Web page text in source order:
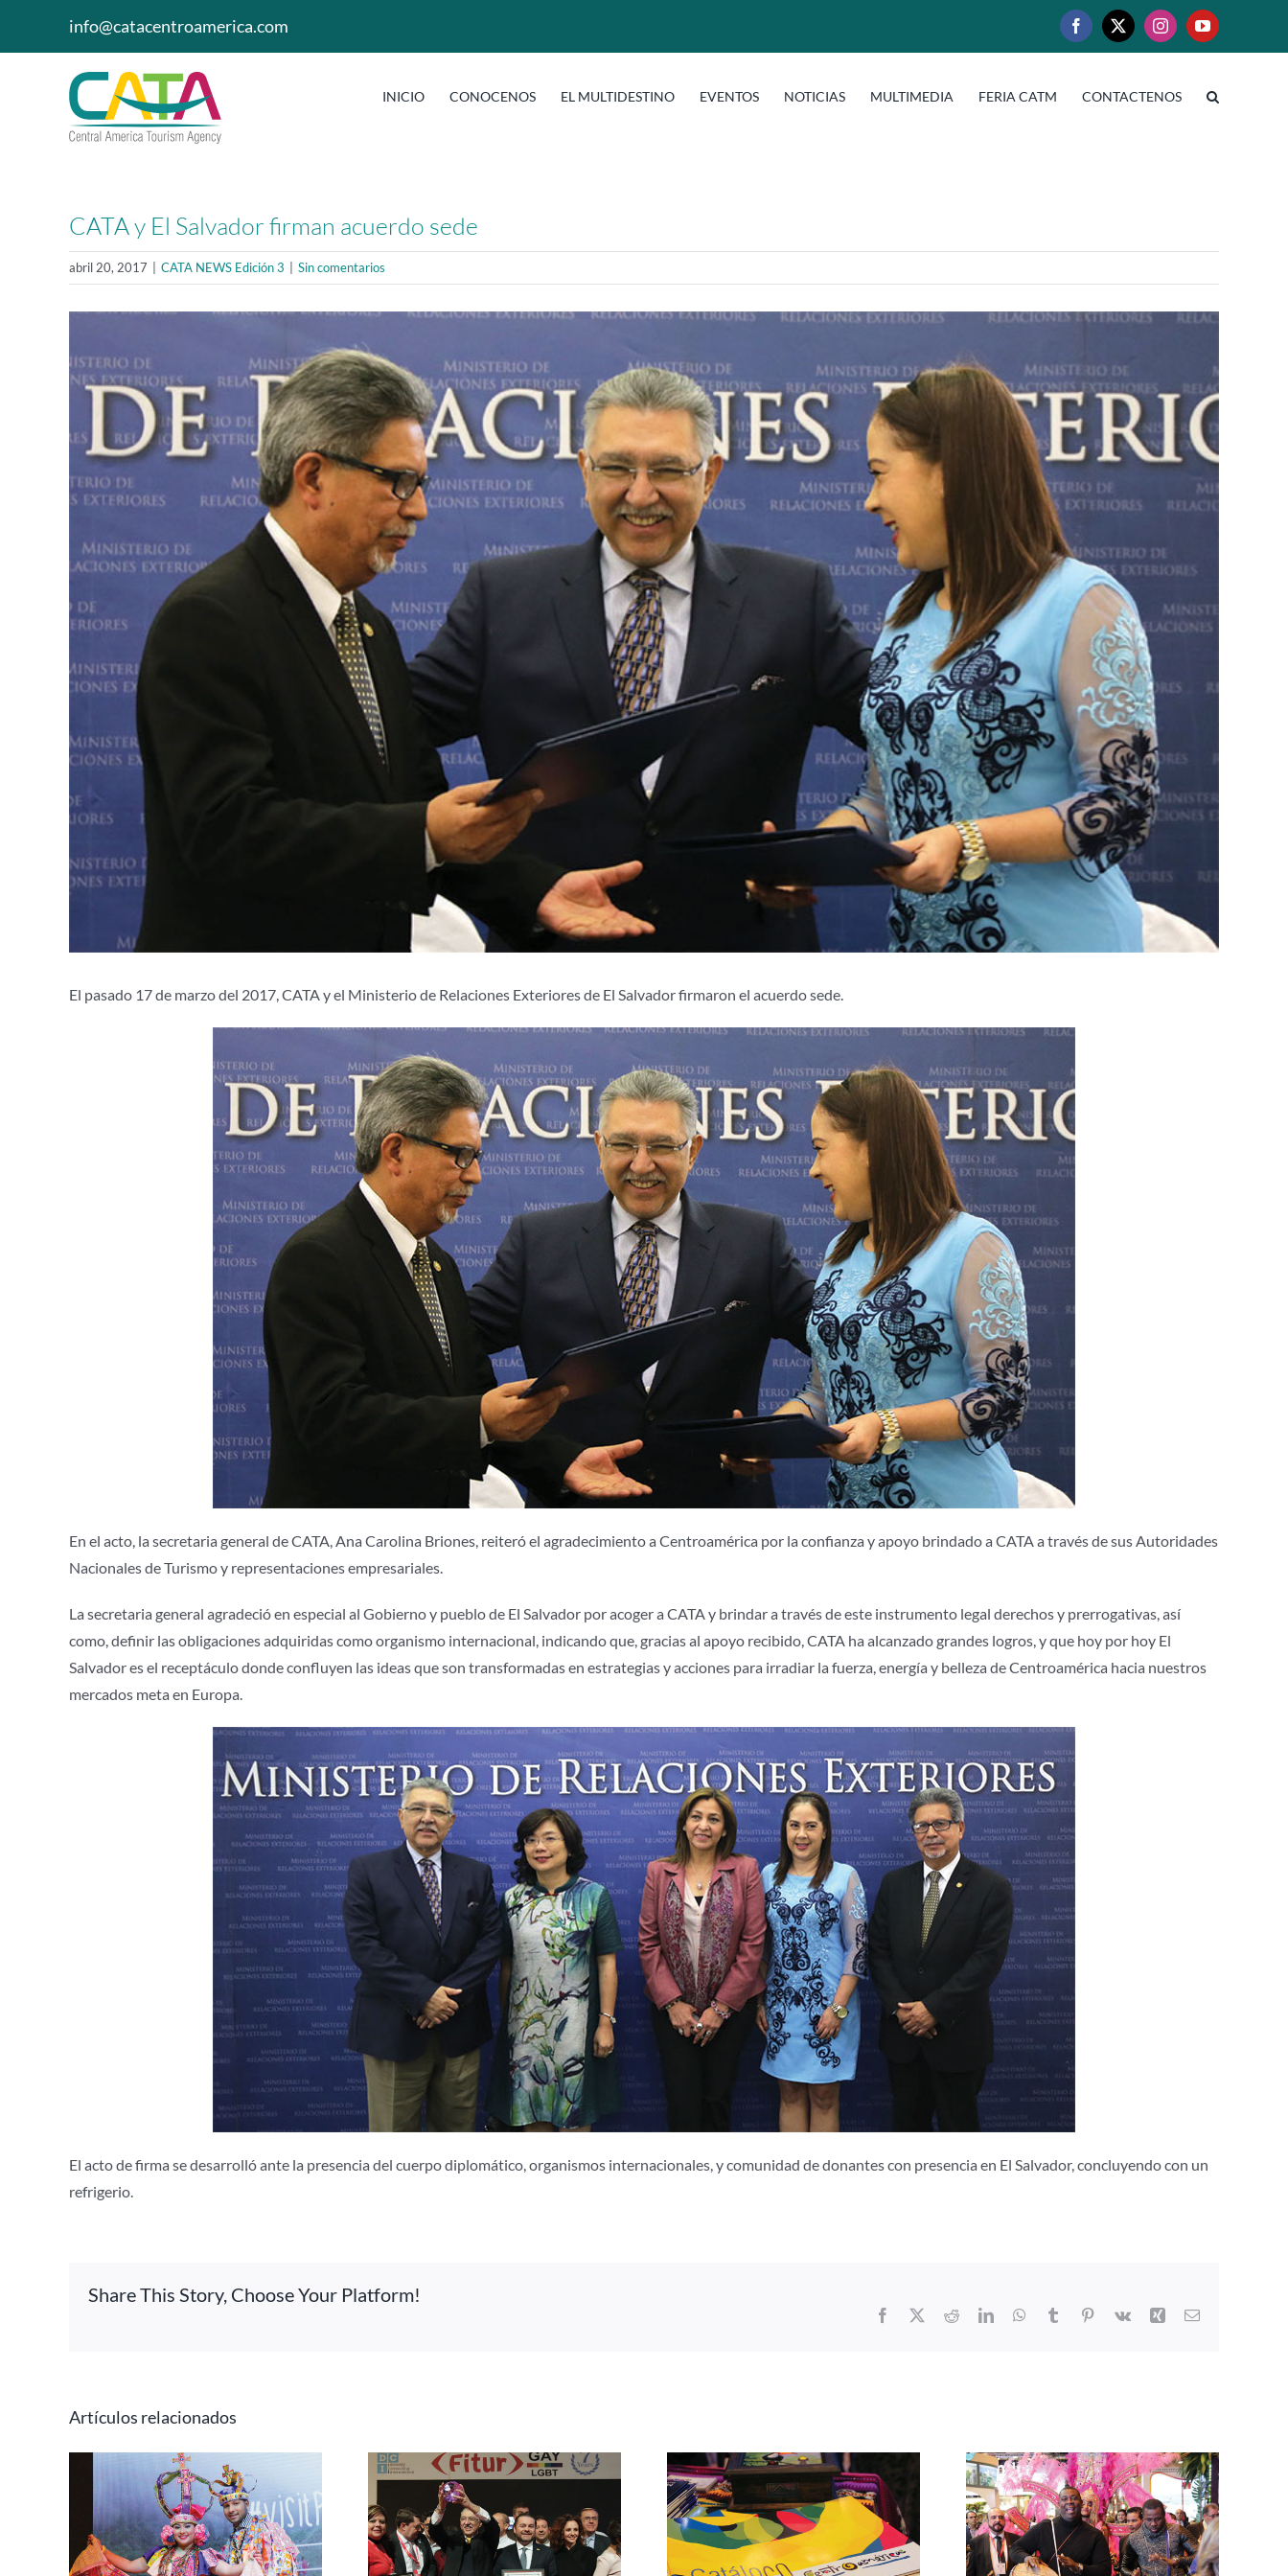
info@catacentroamerica.com Facebook
X InstagramYouTube
INICIO CONOCENOS EL MULTIDESTINO EVENTOS NOTICIAS MULTIMEDIA FERIA CATM CONTACTENOS
CATA y El Salvador firman acuerdo sede
abril 20, 2017 CATA NEWS Edición 3 Sin comentarios
más
grande
El pasado 17 de marzo del 2017, CATA y el Ministerio de Relaciones Exteriores de El Salvador firmaron el acuerdo sede.
En el acto, la secretaria general de CATA, Ana Carolina Briones, reiteró el agradecimiento a Centroamérica por la confianza y apoyo brindado a CATA a través de sus Autoridades
Nacionales de Turismo y representaciones empresariales.
La secretaria general agradeció en especial al Gobierno y pueblo de El Salvador por acoger a CATA y brindar a través de este instrumento legal derechos y prerrogativas, así
como, definir las obligaciones adquiridas como organismo internacional, indicando que, gracias al apoyo recibido, CATA ha alcanzado grandes logros, y que hoy por hoy El
Salvador es el receptáculo donde confluyen las ideas que son transformadas en estrategias y acciones para irradiar la fuerza, energía y belleza de Centroamérica hacia nuestros
mercados meta en Europa.
El acto de firma se desarrolló ante la presencia del cuerpo diplomático, organismos internacionales, y comunidad de donantes con presencia en El Salvador, concluyendo con un
refrigerio.
Share This Story, Choose Your Platform!
Facebook RedditLinkedInWhatsApp
Tumblr Pinterest
Vk Xing Correo
Artículos relacionados
Centroamérica se alza
con los Premios Espíritu
Centroamérica presenta
Catálogo de Oferta
Centroamérica brinda en
Centroamérica presente